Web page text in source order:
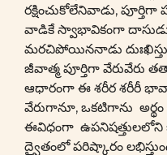
రక్షించుకోలేనివాడు,
వాడికే స్వాభావికంగా
మరచిపోయిననాడు
జీవాత్మ పూర్తిగా వేరువేరు
ఆధారంగా ఈ శరీర శరీరీ
వేరుగానూ, ఒకటిగాను అర్థం
ఈవిధంగా ఉపనిషత్తులలోని
ద్వైతంలో పరిష్కారం